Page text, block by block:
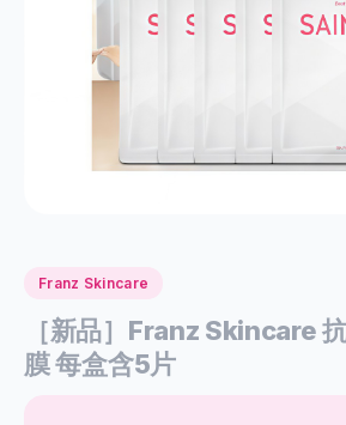
Franz Skincare
［新品］Franz Skincare
膜 每盒含5片